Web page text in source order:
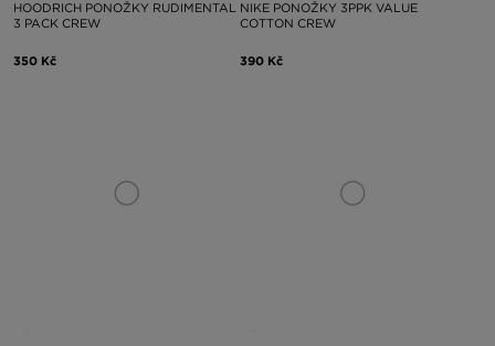
HOODRICH PONOŽKY RUDIMENTAL
3 PACK CREW
350 Kč
NIKE PONOŽKY 3PPK VALUE
COTTON CREW
390 Kč